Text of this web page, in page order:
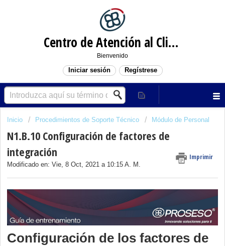
Centro de Atención al Cliente
Bienvenido
Iniciar sesión Regístrese
Inicio Procedimientos de Soporte Técnico Módulo de Personal
N1.B.10 Configuración de factores de
integración
Imprimir
Modificado en: Vie, 8 Oct, 2021 a 10:15 A. M.
Configuración de los factores de